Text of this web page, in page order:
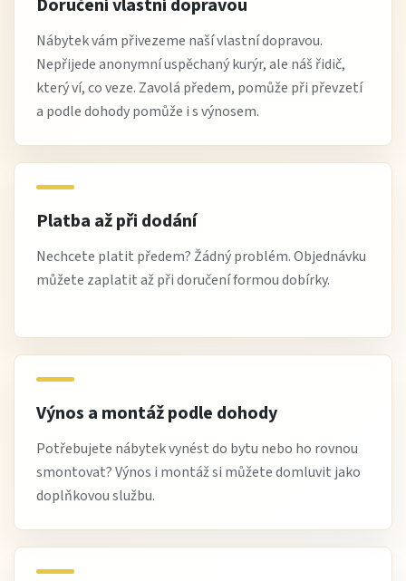
Doručení vlastní dopravou
Nábytek vám přivezeme naší vlastní dopravou.
Nepřijede anonymní uspěchaný kurýr, ale náš řidič,
který ví, co veze. Zavolá předem, pomůže při převzetí
a podle dohody pomůže i s výnosem.
Platba až při dodání
Nechcete platit předem? Žádný problém. Objednávku
můžete zaplatit až při doručení formou dobírky.
Výnos a montáž podle dohody
Potřebujete nábytek vynést do bytu nebo ho rovnou
smontovat? Výnos i montáž si můžete domluvit jako
doplňkovou službu.